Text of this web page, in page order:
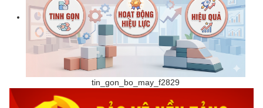
tin_gon_bo_may_f2829